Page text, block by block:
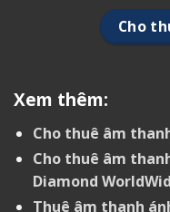
Cho
Xem thêm:
Cho thuê âm
Cho thuê âm
Diamond
Thuê âm thanh